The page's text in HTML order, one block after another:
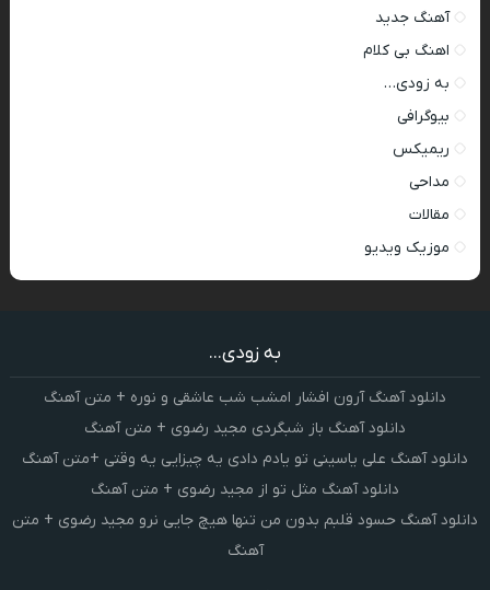
آهنگ جدید
اهنگ بی کلام
به زودی…
بیوگرافی
ریمیکس
مداحی
مقالات
موزیک ویدیو
به زودی...
دانلود آهنگ آرون افشار امشب شب عاشقی و نوره + متن آهنگ
دانلود آهنگ باز شبگردی مجید رضوی + متن آهنگ
دانلود آهنگ علی یاسینی تو یادم دادی یه چیزایی یه وقتی +متن آهنگ
دانلود آهنگ مثل تو از مجید رضوی + متن آهنگ
دانلود آهنگ حسود قلبم بدون من تنها هیچ جایی نرو مجید رضوی + متن
آهنگ